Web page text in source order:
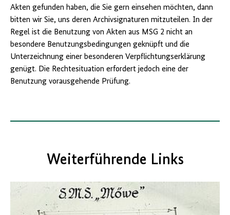
Akten gefunden haben, die Sie gern einsehen möchten, dann
bitten wir Sie, uns deren Archivsignaturen mitzuteilen. In der
Regel ist die Benutzung von Akten aus MSG 2 nicht an
besondere Benutzungsbedingungen geknüpft und die
Unterzeichnung einer besonderen Verpflichtungserklärung
genügt. Die Rechtesituation erfordert jedoch eine der
Benutzung vorausgehende Prüfung.
Weiterführende Links